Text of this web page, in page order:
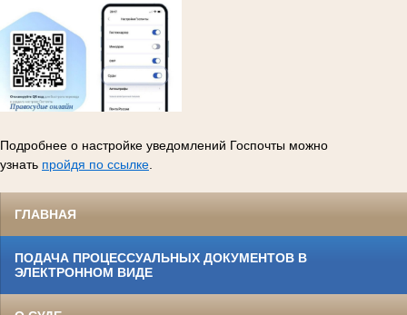
Подробнее о настройке уведомлений Госпочты можно
узнать пройдя по ссылке
ГЛАВНАЯ
ПОДАЧА ПРОЦЕССУАЛЬНЫХ ДОКУМЕНТОВ В
ЭЛЕКТРОННОМ ВИДЕ